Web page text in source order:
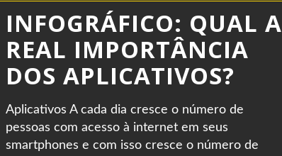
INFOGRÁFICO: QUAL A
REAL IMPORTÂNCIA
DOS APLICATIVOS?
Aplicativos A cada dia cresce o número de
pessoas com acesso à internet em seus
smartphones e com isso cresce o número de